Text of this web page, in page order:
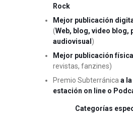
Rock
Mejor publicación
(Web, blog, video blog,
audiovisual )
Mejor publicación física
revistas, fanzines)
Premio Subterránica a
estación on line o
Categorías